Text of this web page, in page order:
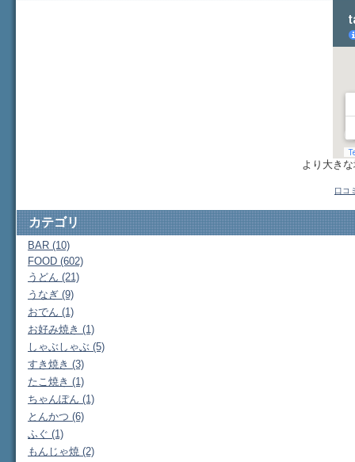
より大き
口コ
カテゴリ
BAR (10)
FOOD (602)
うどん (21)
うなぎ (9)
おでん (1)
お好み焼き (1)
しゃぶしゃぶ (5)
すき焼き (3)
たこ焼き (1)
ちゃんぽん (1)
とんかつ (6)
ふぐ (1)
もんじゃ焼 (2)